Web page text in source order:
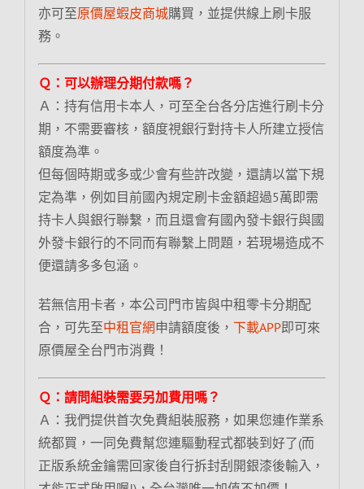
亦可至原價屋蝦皮商城購買，並提供線上刷卡服
務。
Ｑ：可以辦理分期付款嗎？
Ａ：持有信用卡本人，可至全台各分店進行刷卡分
期，不需要審核，額度視銀行對持卡人所建立授信
額度為準。
但每個時期或多或少會有些許改變，還請以當下規
定為準，例如目前國內規定刷卡金額超過5萬即需
持卡人與銀行聯繫，而且還會有國內發卡銀行與國
外發卡銀行的不同而有聯繫上問題，若現場造成不
便還請多多包涵。
若無信用卡者，本公司門市皆與中租零卡分期配
合，可先至中租官網申請額度後， 下載APP即可來
原價屋全台門市消費！
Ｑ：請問組裝需要另加費用嗎？
Ａ：我們提供首次免費組裝服務，如果您連作業系
統都買，一同免費幫您連驅動程式都裝到好了(而
正版系統金鑰需回家後自行拆封刮開銀漆後輸入，